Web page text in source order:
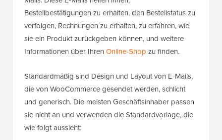
Bestellbestätigungen zu erhalten, den Bestellstatus zu
verfolgen, Rechnungen zu erhalten, zu erfahren, wie
sie ein Produkt zurückgeben können, und weitere
Informationen über Ihren Online-Shop zu finden.
Standardmäßig sind Design und Layout von E-Mails,
die von WooCommerce gesendet werden, schlicht
und generisch. Die meisten Geschäftsinhaber passen
sie nicht an und verwenden die Standardvorlage, die
wie folgt aussieht: